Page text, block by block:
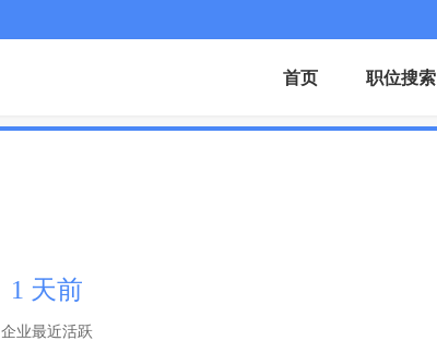
首页 职位搜索
1 天前
企业最近活跃